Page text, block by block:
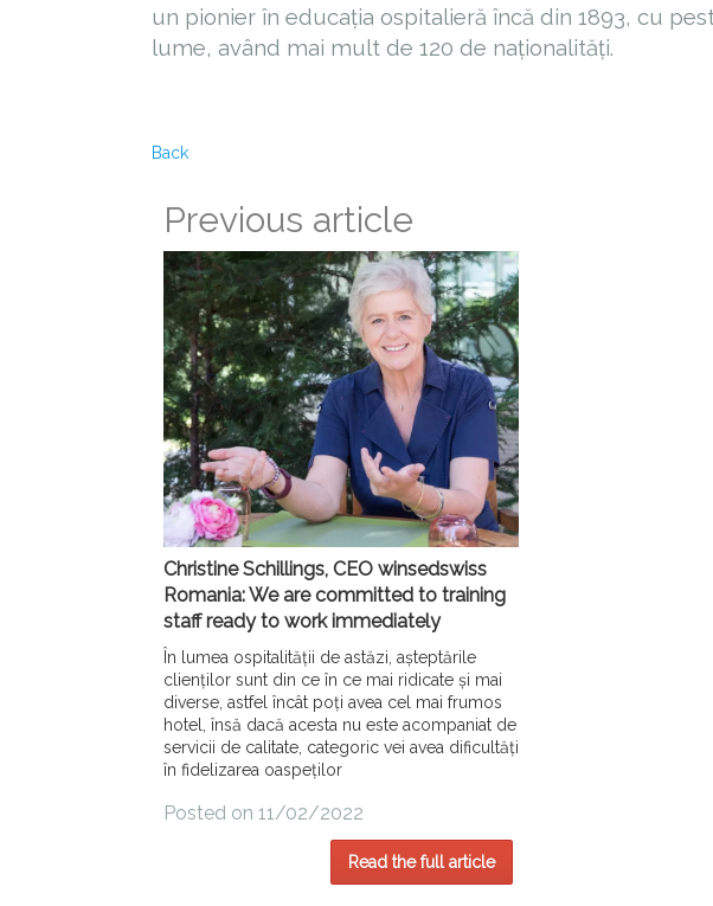
un pionier în educația ospitalieră încă din 1893, cu
lume, având mai mult de 120 de naționalități.
Back
Previous article
Christine Schillings, CEO winsedswiss
Romania: We are committed to training
staff ready to work immediately
În lumea ospitalității de astăzi, așteptările
clienților sunt din ce în ce mai ridicate și mai
diverse, astfel încât poți avea cel mai frumos
hotel, însă dacă acesta nu este acompaniat de
servicii de calitate, categoric vei avea dificultăți
în fidelizarea oaspeților
Posted on 11/02/2022
Read the full article